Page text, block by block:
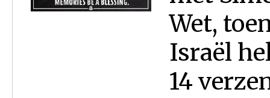
Wet,
Israël
14